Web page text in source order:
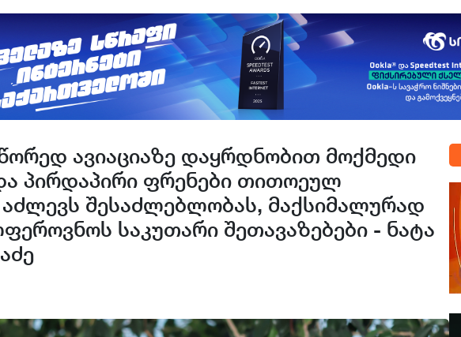
ავიაციაზე დაყრდნობით მოქმედი
პირდაპირი ფრენები თითოეულ
აძლევს შესაძლებლობას, მაქსიმალურად
საკუთარი შეთავაზებები - ნატა